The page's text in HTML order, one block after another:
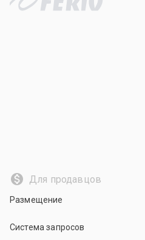
Для продавцов
Размещение
Система запросов